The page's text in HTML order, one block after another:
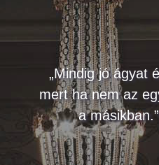
„Mindig jó ágyat
mert ha nem az
a